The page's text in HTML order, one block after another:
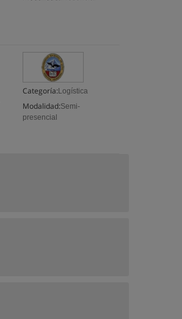
Categoría: Logística
Modalidad:Semi-
presencial